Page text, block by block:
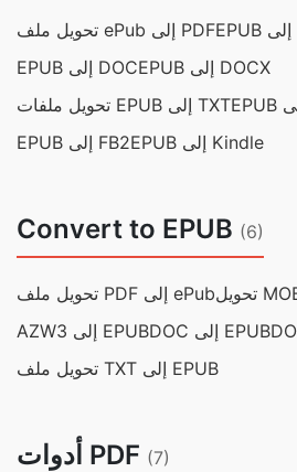
تحويل ملف ePub إلى PDF
EPUB إلى DOC
EPUB إلى DOCX
تحويل ملفات EPUB إلى TXT
EPUB إلى FB2
EPUB إلى Kindle
Convert to EPUB (6)
تحويل ملف PDF إلى ePub
AZW3 إلى EPUB
DOC إلى EPUB
تحويل ملف TXT إلى EPUB
أدوات PDF (7)